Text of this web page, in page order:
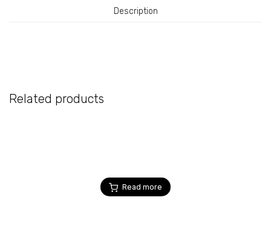
Description
Related products
Read more